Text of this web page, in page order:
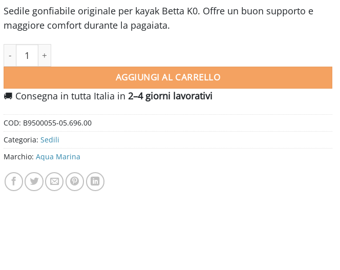
Sedile gonfiabile originale per kayak Betta K0. Offre un buon supporto e
maggiore comfort durante la pagaiata.
Sedile gonfiabile per kayak Betta quantità
AGGIUNGI AL CARRELLO
🚚 Consegna in tutta Italia in 2–4 giorni lavorativi
COD: B9500055-05.696.00
Categoria: Sedili
Marchio: Aqua Marina